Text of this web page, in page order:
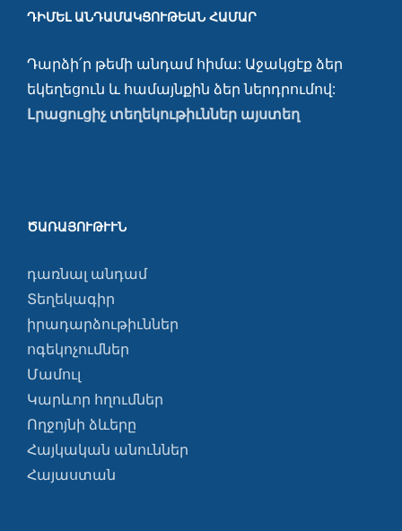
ԴԻՄԵԼ ԱՆԴԱՄԱԿՑՈՒԹԵԱՆ ՀԱՄԱՐ
Դարձի՛ր թեմի անդամ հիմա: Աջակցէք ձեր
եկեղեցուն և համայնքին ձեր ներդրումով:
Լրացուցիչ տեղեկութիւններ այստեղ
ԾԱՌԱՅՈՒԹՒՒՆ
դառնալ անդամ
Տեղեկագիր
իրադարձութիւններ
ոգեկոչումներ
Մամուլ
Կարևոր հղումներ
Ողջոյնի ձևերը
Հայկական անուններ
Հայաստան